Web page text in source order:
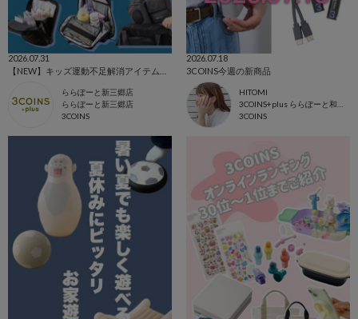
2026.07.31
ららぽーと新三郷店
ららぽーと新三郷店
3COINS
2026.07.18
3COINS今週の新商品
HITOMI
3COINS